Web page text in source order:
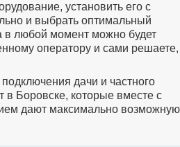
установить его с
и выбрать оптимальный
в любой момент можно будет
оператору и сами решаете,
дачи и частного
в Боровске, которые вместе с
дают максимально возможную